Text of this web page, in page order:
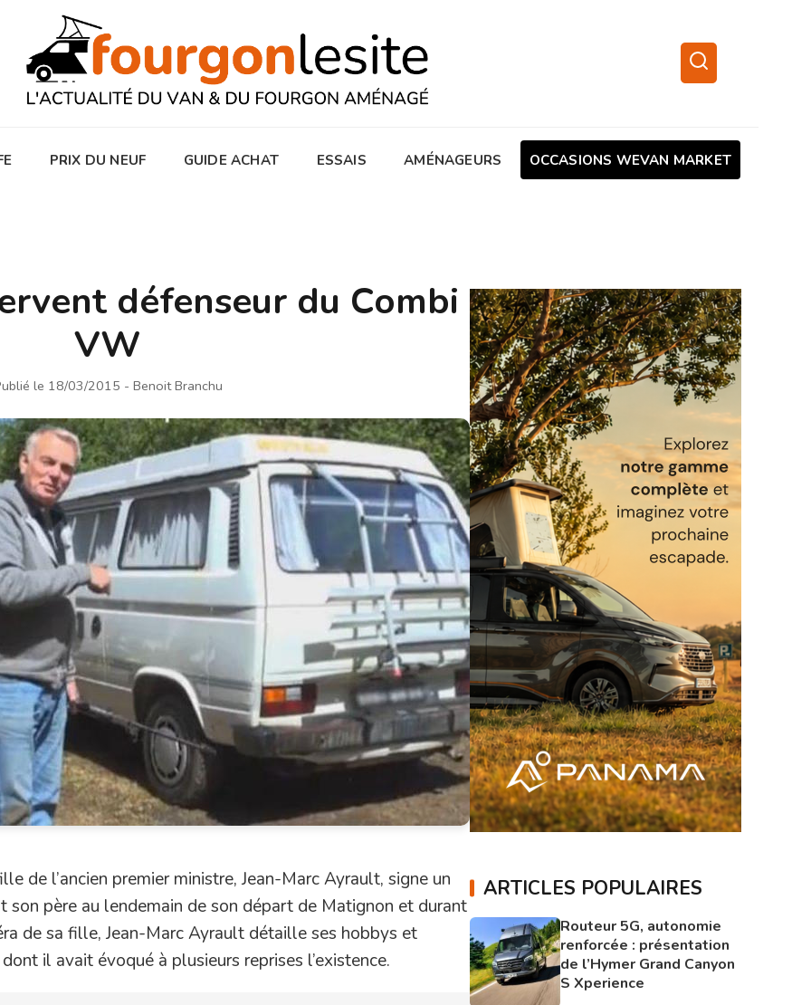
PRIX DU NEUF GUIDE ACHAT ESSAIS AMÉNAGEURS OCCASIONS WEVAN MARKET
défenseur du Combi
VW
le 18/03/2015 - Benoit Branchu
de l’ancien premier ministre, Jean-Marc Ayrault, signe un
père au lendemain de son départ de Matignon et durant
de sa fille, Jean-Marc Ayrault détaille ses hobbys et
il avait évoqué à plusieurs reprises l’existence.
ARTICLES POPULAIRES
Routeur 5G, autonomie
renforcée : présentation
de l’Hymer Grand Canyon
S Xperience